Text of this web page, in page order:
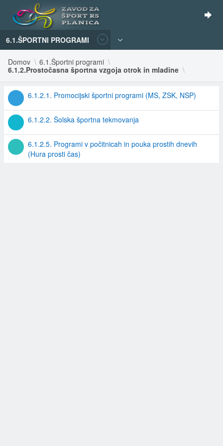
6.1.ŠPORTNI PROGRAMI
Domov
6.1.Športni programi
6.1.2.Prostočasna športna vzgoja otrok in mladine
6.1.2.1. Promocijski športni programi (MS, ZSK, NSP)
6.1.2.2. Šolska športna tekmovanja
6.1.2.5. Programi v počitnicah in pouka prostih dnevih
(Hura prosti čas)